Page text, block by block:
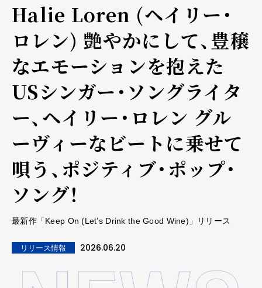
Halie Loren (ヘイリー・
ロレン) 艶やかにして、豊穣
なエモーションを抱えた
USシンガー・ソングライタ
ー、ヘイリー・ロレン グル
ーヴィーなビートに乗せて
唄う、ポジティブ・ポップ・
ソング！
最新作「Keep On (Let’s Drink the Good Wine)」リリース
リリース情報 2026.06.20